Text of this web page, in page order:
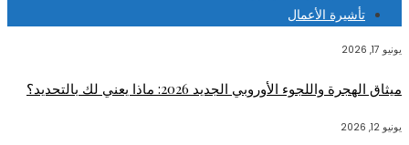
تأشيرة الأعمال
يونيو 17, 2026
ميثاق الهجرة واللجوء الأوروبي الجديد 2026: ماذا يعني لك بالتحديد؟
يونيو 12, 2026